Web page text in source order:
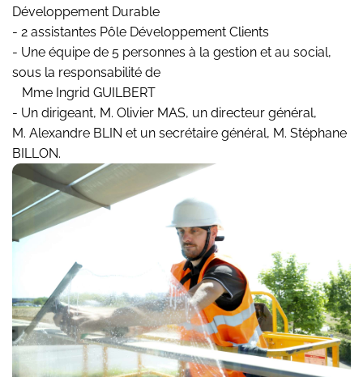
Développement Durable
- 2 assistantes Pôle Développement Clients
- Une équipe de 5 personnes à la gestion et au social,
sous la responsabilité de
Mme Ingrid GUILBERT
- Un dirigeant, M. Olivier MAS, un directeur général,
M. Alexandre BLIN et un secrétaire général, M. Stéphane
BILLON.